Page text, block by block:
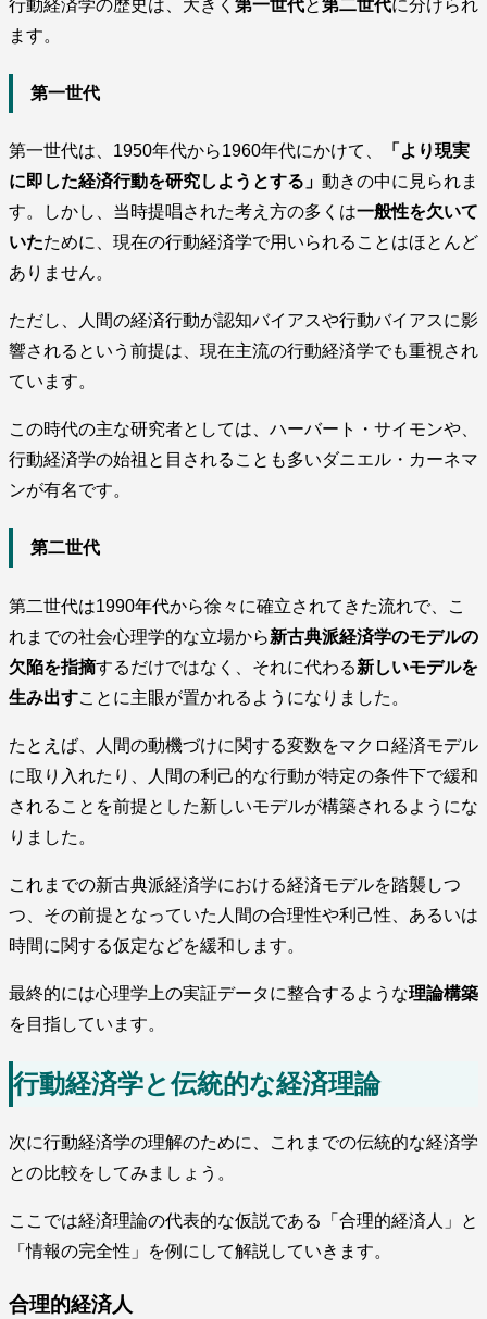
行動経済学の歴史は、大きく 第一世代と第二世代に分けられ
ます。
第一世代
第一世代は、1950年代から1960年代にかけて、
「より現実
に即した経済行動を研究しようとする」 動きの中に見られま
す。しかし、当時提唱された考え方の多くは一般性を欠いて
いたために、現在の行動経済学で用いられることはほとんど
ありません。
ただし、人間の経済行動が認知バイアスや行動バイアスに影
響されるという前提は、現在主流の行動経済学でも重視され
ています。
この時代の主な研究者としては、ハーバート・サイモンや、
行動経済学の始祖と目されることも多いダニエル・カーネマ
ンが有名です。
第二世代
第二世代は1990年代から徐々に確立されてきた流れで、こ
れまでの社会心理学的な立場から新古典派経済学のモデルの
欠陥を指摘するだけではなく、それに代わる新しいモデルを
生み出すことに主眼が置かれるようになりました。
たとえば、人間の動機づけに関する変数をマクロ経済モデル
に取り入れたり、人間の利己的な行動が特定の条件下で緩和
されることを前提とした新しいモデルが構築されるようにな
りました。
これまでの新古典派経済学における経済モデルを踏襲しつ
つ、その前提となっていた人間の合理性や利己性、あるいは
時間に関する仮定などを緩和します。
最終的には心理学上の実証データに整合するような理論構築
を目指しています。
行動経済学と伝統的な経済理論
次に行動経済学の理解のために、これまでの伝統的な経済学
との比較をしてみましょう。
ここでは経済理論の代表的な仮説である「合理的経済人」と
「情報の完全性」を例にして解説していきます。
合理的経済人